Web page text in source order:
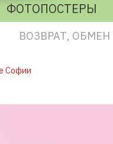
ФОТОПОСТЕРЫ
ВОЗВРАТ, ОБМЕН
Софии